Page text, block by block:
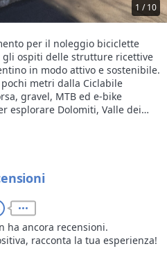
1 / 10
per il noleggio biciclette
gli ospiti delle strutture ricettive
in modo attivo e sostenibile.
metri dalla Ciclabile
gravel, MTB ed e-bike
esplorare Dolomiti, Valle dei
Garda.
giornaliera o plurigiornaliera
partire direttamente in
itinerari cicloturistici,
friendly tra natura, sport ed
ogni soggiorno a Trento
ruote.
ha ancora recensioni.
racconta la tua esperienza!